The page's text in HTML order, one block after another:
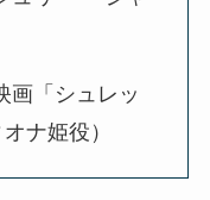
画「シュレッ
ナ姫役）